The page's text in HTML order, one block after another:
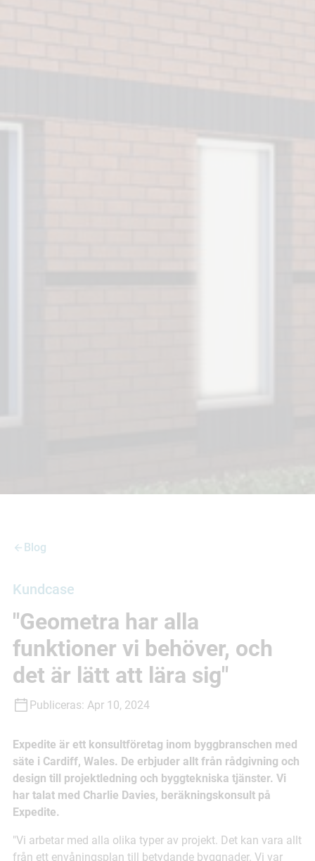
Blog
Kundcase
"Geometra har alla
funktioner vi behöver, och
det är lätt att lära sig"
Publiceras: Apr 10, 2024
Expedite är ett konsultföretag inom byggbranschen med
säte i Cardiff, Wales. De erbjuder allt från rådgivning och
design till projektledning och byggtekniska tjänster. Vi
har talat med Charlie Davies, beräkningskonsult på
Expedite.
"Vi arbetar med alla olika typer av projekt. Det kan vara allt
från ett envåningsplan till betydande byggnader. Vi var